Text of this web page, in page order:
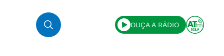
OUÇA A RÁDIO